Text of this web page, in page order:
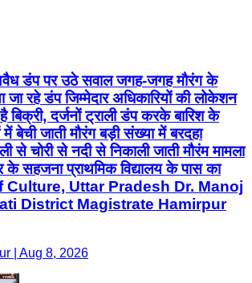
डंप पर उठे सवाल जगह-जगह मौरंग के
रहे डंप जिम्मेदार अधिकारियों की लोकेशन
बिक्री, दर्जनों ट्राली डंप करके बारिश के
बेची जाती मौरंग बड़ी संख्या में बरदहा
चोरी से नदी से निकाली जाती मौरंम मामला
के सहजना प्राथमिक विद्यालय के पास का
Culture, Uttar Pradesh Dr. Manoj
District Magistrate Hamirpur
| Aug 8, 2026